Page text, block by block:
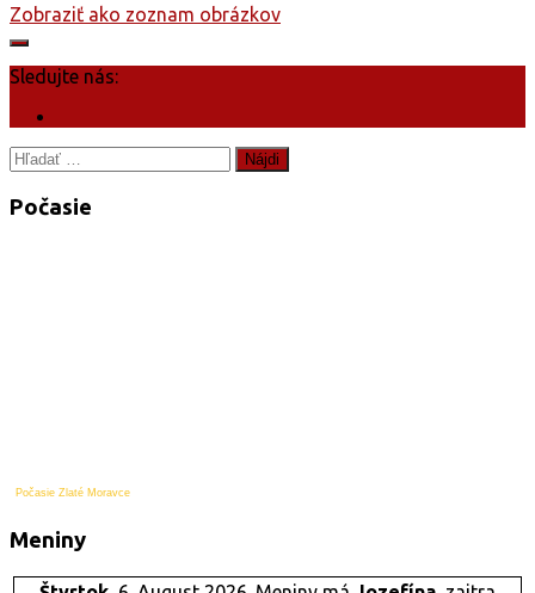
Zobraziť ako zoznam obrázkov
Sledujte nás:
Hľadať:
Počasie
Počasie Zlaté Moravce
Meniny